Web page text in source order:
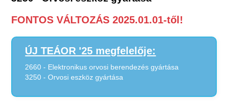
FONTOS VÁLTOZÁS 2025.01.01-től!
ÚJ TEÁOR '25 megfelelője:
2660 - Elektronikus orvosi berendezés gyártása
3250 - Orvosi eszköz gyártása